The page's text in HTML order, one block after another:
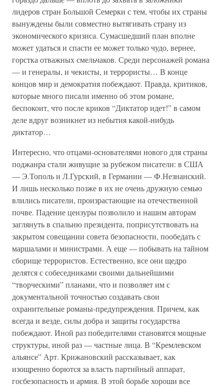
лидеров стран Большой Семерки с тем, чтобы их страны
вынуждены были совместно вытягивать страну из
экономического кризиса. Сумасшедший план вполне
может удаться и спасти ее может только чудо, вернее,
горстка отважных смельчаков. Среди персонажей романа
— и генералы, и чекисты, и террористы… В конце
концов мир и демократия побеждают. Правда, критиков,
которые много писали именно об этом романе,
беспокоит, что после криков “Диктатор идет!” в самом
деле вдруг возникнет из небытия какой-нибудь
диктатор…
Интересно, что отцами-основателями нового для страны
поджанра стали живущие за рубежом писатели: в США
— Э.Тополь и Л.Гурский, в Германии — Ф.Незнанский.
И лишь несколько позже в их не очень дружную семью
влились писатели, произрастающие на отечественной
почве. Падение цензуры позволило и нашим авторам
заглянуть в спальню президента, поприсутствовать на
закрытом совещании совета безопасности, пообедать с
маршалами и министрами. А еще — побывать на тайном
сборище террористов. Естественно, все они щедро
делятся с собеседниками своими дальнейшими
“творческими” планами, что и позволяет им с
документальной точностью создавать свои
охранительные романы-предупреждения. Причем, как
всегда и везде, силы добра и защиты государства
побеждают. Иной раз победителями становятся мощные
структуры, иной раз — частные лица. В “Кремлевском
альянсе” Арт. Крижановский рассказывает, как
изощренно борются за власть партийный аппарат,
госбезопасность и армия. В этой борьбе хороши все